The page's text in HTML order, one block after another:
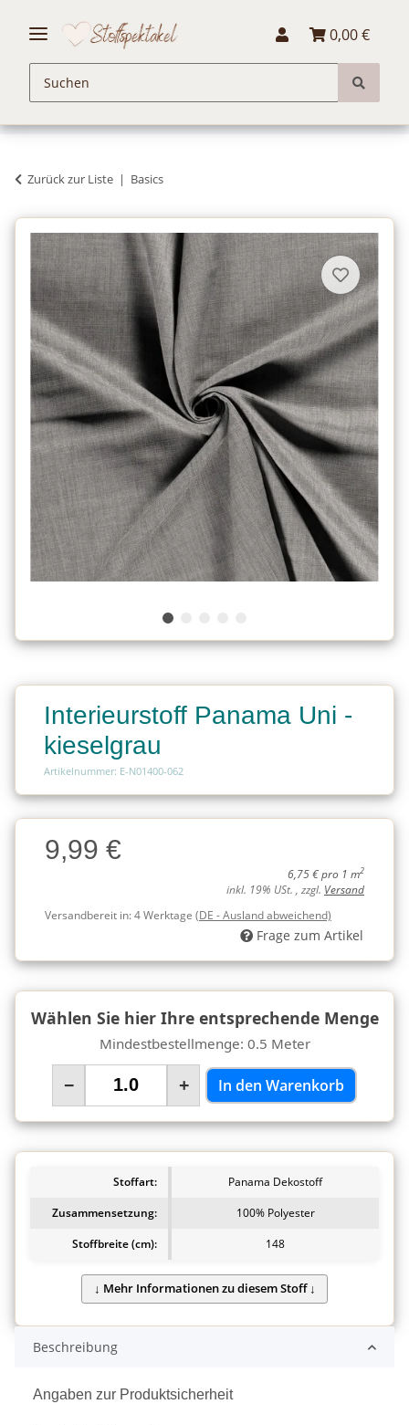
0,00 €
Zurück zur Liste Basics
Interieurstoff Panama Uni -
kieselgrau
Artikelnummer: E-N01400-062
Charge
Charge9,99 €
6,75 € pro 1 m2
inkl. 19% USt. , zzgl. Versand
Versandbereit in:4 Werktage (DE - Ausland abweichend)
Frage zum Artikel
Wählen Sie hier Ihre entsprechende Menge
Mindestbestellmenge: 0.5 Meter
− + In den Warenkorb
Stoffart:
Panama Dekostoff
Zusammensetzung:
100% Polyester
Stoffbreite (cm):
148
Beschreibung
Angaben zur Produktsicherheit